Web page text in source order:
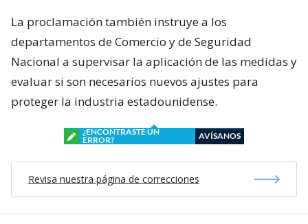
La proclamación también instruye a los
departamentos de Comercio y de Seguridad
Nacional a supervisar la aplicación de las medidas y
evaluar si son necesarios nuevos ajustes para
proteger la industria estadounidense.
¿ENCONTRASTE UN
ERROR?
AVÍSANOS
Revisa nuestra página de correcciones